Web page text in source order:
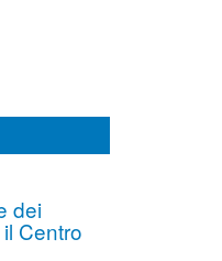
dei
Centro